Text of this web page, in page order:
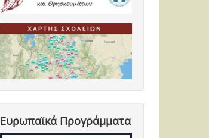
Ευρωπαϊκά Προγράμματα